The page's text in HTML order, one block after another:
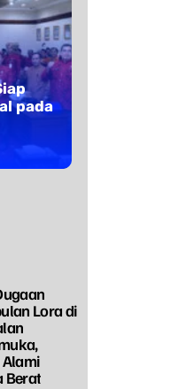
Lora di
Berat
pada